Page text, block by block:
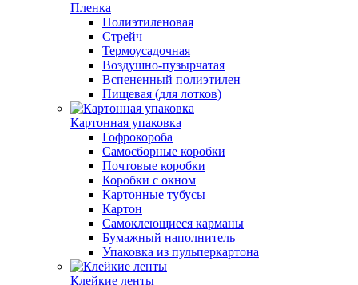
Пленка
Полиэтиленовая
Стрейч
Термоусадочная
Воздушно-пузырчатая
Вспененный полиэтилен
Пищевая (для лотков)
Картонная упаковка
Гофрокороба
Самосборные коробки
Почтовые коробки
Коробки с окном
Картонные тубусы
Картон
Самоклеющиеся карманы
Бумажный наполнитель
Упаковка из пульперкартона
Клейкие ленты